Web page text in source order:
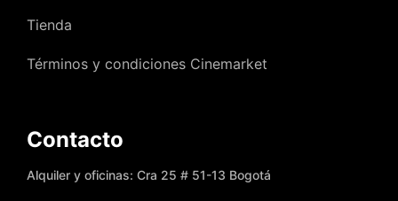
Tienda
Términos y condiciones Cinemarket
Contacto
Alquiler y oficinas: Cra 25 # 51-13 Bogotá